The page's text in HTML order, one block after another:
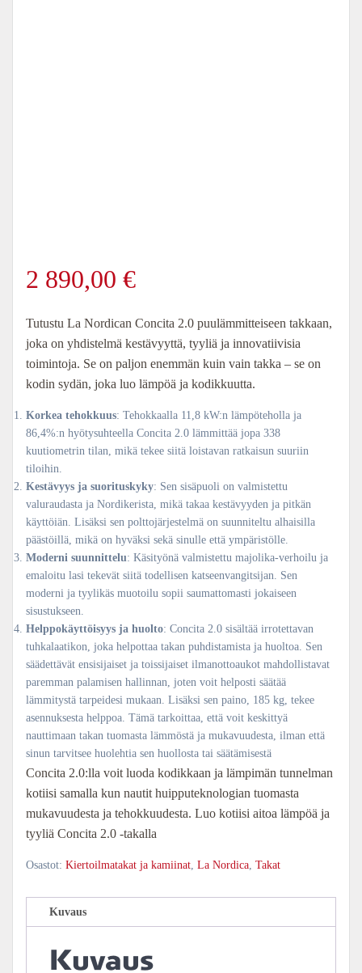
2 890,00 €
Tutustu La Nordican Concita 2.0 puulämmitteiseen takkaan,
joka on yhdistelmä kestävyyttä, tyyliä ja innovatiivisia
toimintoja. Se on paljon enemmän kuin vain takka – se on
kodin sydän, joka luo lämpöä ja kodikkuutta.
Korkea tehokkuus: Tehokkaalla 11,8 kW:n lämpöteholla ja
86,4%:n hyötysuhteella Concita 2.0 lämmittää jopa 338
kuutiometrin tilan, mikä tekee siitä loistavan ratkaisun suuriin
tiloihin.
Kestävyys ja suorituskyky: Sen sisäpuoli on valmistettu
valuraudasta ja Nordikerista, mikä takaa kestävyyden ja pitkän
käyttöiän. Lisäksi sen polttojärjestelmä on suunniteltu alhaisilla
päästöillä, mikä on hyväksi sekä sinulle että ympäristölle.
Moderni suunnittelu: Käsityönä valmistettu majolika-verhoilu ja
emaloitu lasi tekevät siitä todellisen katseenvangitsijan. Sen
moderni ja tyylikäs muotoilu sopii saumattomasti jokaiseen
sisustukseen.
Helppokäyttöisyys ja huolto: Concita 2.0 sisältää irrotettavan
tuhkalaatikon, joka helpottaa takan puhdistamista ja huoltoa. Sen
säädettävät ensisijaiset ja toissijaiset ilmanottoaukot mahdollistavat
paremman palamisen hallinnan, joten voit helposti säätää
lämmitystä tarpeidesi mukaan. Lisäksi sen paino, 185 kg, tekee
asennuksesta helppoa. Tämä tarkoittaa, että voit keskittyä
nauttimaan takan tuomasta lämmöstä ja mukavuudesta, ilman että
sinun tarvitsee huolehtia sen huollosta tai säätämisestä
Concita 2.0:lla voit luoda kodikkaan ja lämpimän tunnelman
kotiisi samalla kun nautit huipputeknologian tuomasta
mukavuudesta ja tehokkuudesta. Luo kotiisi aitoa lämpöä ja
tyyliä Concita 2.0 -takalla
Osastot: Kiertoilmatakat ja kamiinat, La Nordica, Takat
Kuvaus
Kuvaus